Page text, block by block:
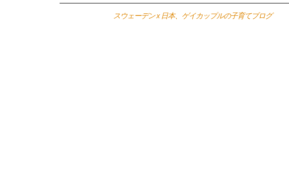
スウェーデン x 日本、ゲイカップルの子育てブログ